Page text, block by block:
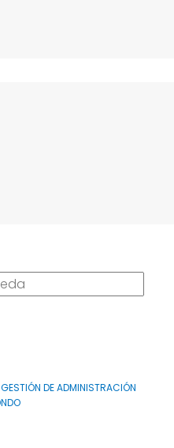
DE ADMINISTRACIÓN